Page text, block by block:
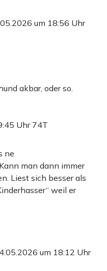
um 18:56 Uhr
akbar, oder so.
Uhr 74T
ne
man dann immer
Liest sich besser als
weil er
um 18:12 Uhr